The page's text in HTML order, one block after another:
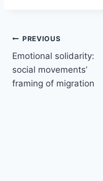
Post
navigation
PREVIOUS
Emotional solidarity:
social movements’
framing of migration